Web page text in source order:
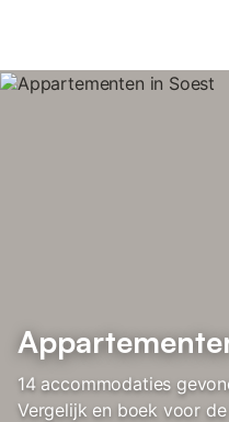
14 accommodaties
Vergelijk en boek voor